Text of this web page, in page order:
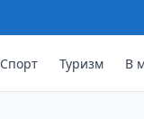
Спорт Туризм В